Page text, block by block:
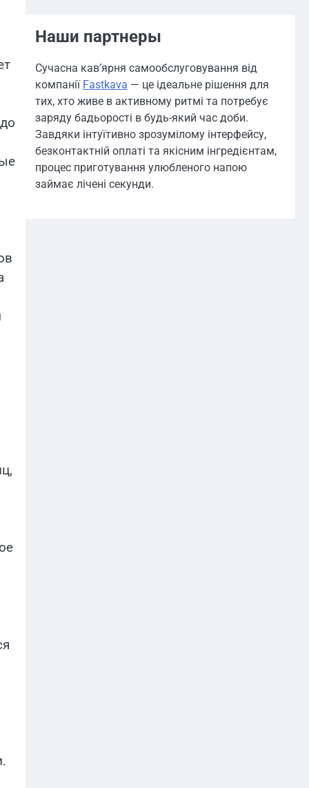
Наши партнеры
Сучасна кав’ярня самообслуговування від
компанії Fastkava — це ідеальне рішення для
тих, хто живе в активному ритмі та потребує
заряду бадьорості в будь-який час доби.
Завдяки інтуїтивно зрозумілому інтерфейсу,
безконтактній оплаті та якісним інгредієнтам,
процес приготування улюбленого напою
займає лічені секунди.